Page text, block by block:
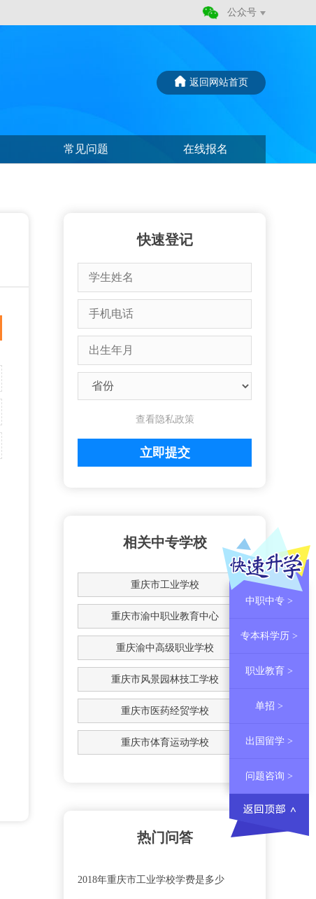
公众号
返回网站首页
常见问题 在线报名
快速登记
查看隐私政策
相关中专学校
重庆市工业学校
重庆市渝中职业教育中心
重庆渝中高级职业学校
重庆市风景园林技工学校
重庆市医药经贸学校
重庆市体育运动学校
热门问答
2018年重庆市工业学校学费是多少
中职中专 >
专本科学历 >
职业教育 >
单招 >
出国留学 >
问题咨询 >